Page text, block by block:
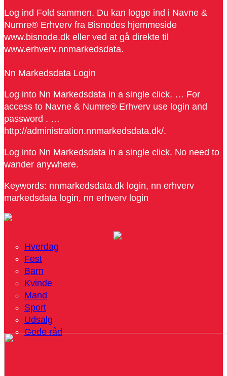
Log ind Fold sammen. Du kan logge ind i Navne &
Numre® Erhverv fra Bisnodes hjemmeside
www.bisnode.dk eller ved at gå direkte til
www.erhverv.nnmarkedsdata.
Nn Markedsdata Login
Log into Nn Markedsdata in a single click. … For
access to Navne & Numre® Erhverv use login and
password . …
http://administration.nnmarkedsdata.dk/.
Log into Nn Markedsdata in a single click. No need to
wander anywhere.
Keywords: nnmarkedsdata.dk login, nn erhverv
markedsdata login, nn erhverv login
Hverdag
Fest
Barn
Kvinde
Mand
Sport
Udsalg
Gode råd